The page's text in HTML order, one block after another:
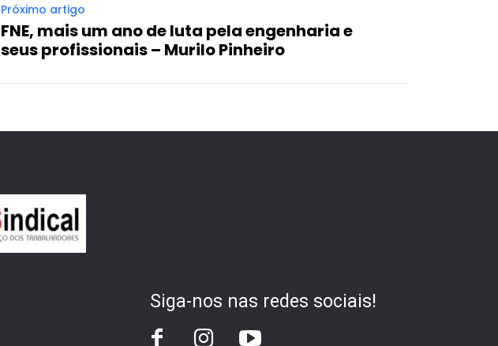
Próximo artigo
FNE, mais um ano de luta pela engenharia e
seus profissionais – Murilo Pinheiro
Siga-nos nas redes sociais!